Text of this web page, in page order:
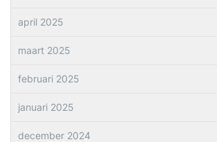
april 2025
maart 2025
februari 2025
januari 2025
december 2024